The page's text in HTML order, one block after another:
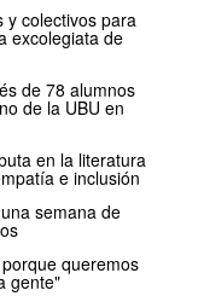
y colectivos para
excolegiata de
de 78 alumnos
de la UBU en
en la literatura
e inclusión
semana de
queremos
gente"